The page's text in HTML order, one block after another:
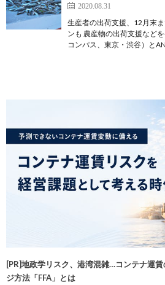
2020.08.31
生産者の出荷支援、12月末
ンも 農産物の出荷支援など
コンパス、東京・渋谷）と
[PR]地政学リスク、港湾混雑…コンテナ運
ジ方法「FFA」とは